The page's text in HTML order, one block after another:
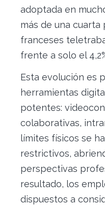
adoptada en
más de una
franceses
frente a solo el
Esta evolución es
herramientas
potentes:
colaborativas,
límites físicos se
restrictivos,
perspectivas
resultado, los
dispuestos a